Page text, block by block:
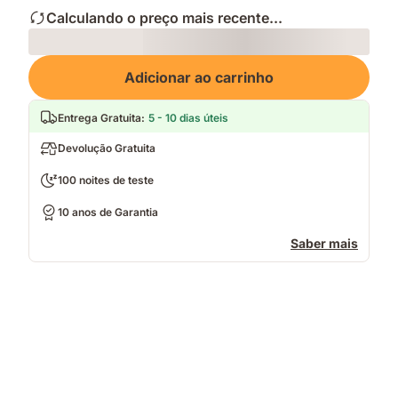
Calculando o preço mais recente...
Loading
Adicionar ao carrinho
Entrega Gratuita: 5 - 10 dias úteis
Devolução Gratuita
100 noites de teste
10 anos de Garantia
Saber mais